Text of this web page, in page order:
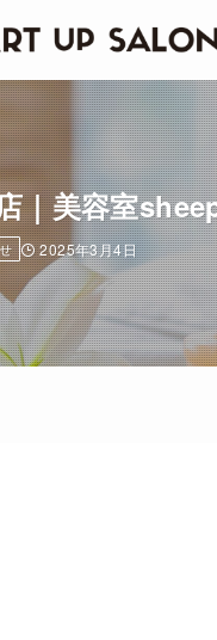
｜美容室
2025年3月4日